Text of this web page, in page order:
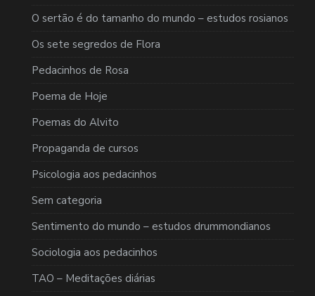
O sertão é do tamanho do mundo – estudos rosianos
Os sete segredos de Flora
Pedacinhos de Rosa
Poema de Hoje
Poemas do Alvito
Propaganda de cursos
Psicologia aos pedacinhos
Sem categoria
Sentimento do mundo – estudos drummondianos
Sociologia aos pedacinhos
TAO – Meditações diárias